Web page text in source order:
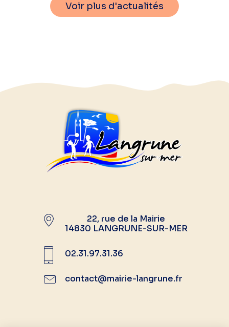
Voir plus d'actualités
22, rue de la Mairie
14830 LANGRUNE-SUR-MER
02.31.97.31.36
contact@mairie-langrune.fr